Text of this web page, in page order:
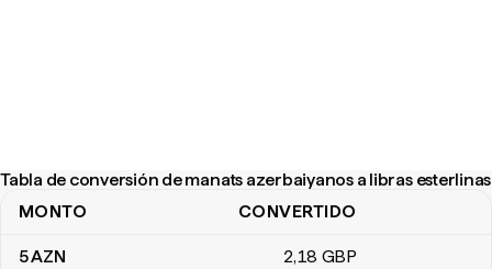
Tabla de conversión de manats azerbaiyanos a libras esterlinas
Tabla de conversión de manats azerbaiyanos a libras esterlinas
MONTO CONVERTIDO
5AZN 2,18 GBP